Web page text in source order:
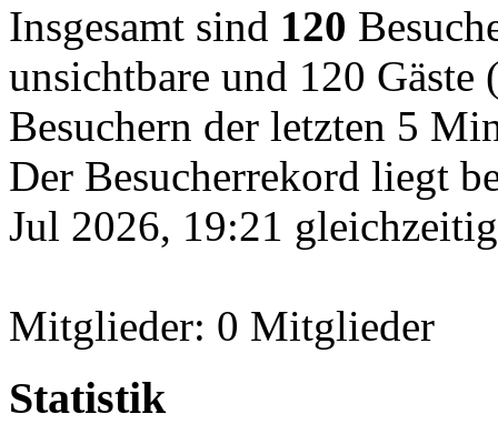
Insgesamt sind 120
unsichtbare und 120 Gäste
Besuchern der letzten 5
Der Besucherrekord liegt
Jul 2026, 19:21
Mitglieder: 0 Mitglieder
Statistik